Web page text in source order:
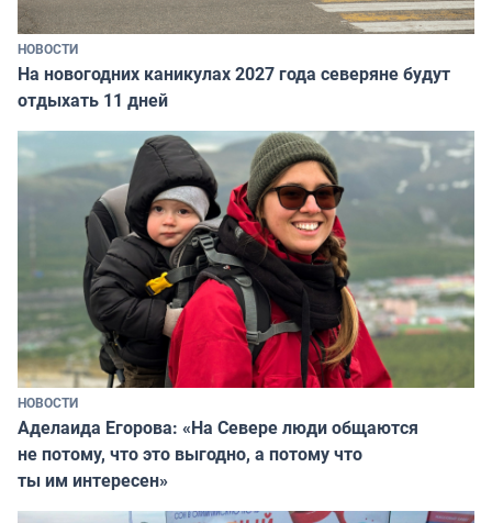
НОВОСТИ
На новогодних каникулах 2027 года северяне будут
отдыхать 11 дней
НОВОСТИ
Аделаида Егорова: «На Севере люди общаются
не потому, что это выгодно, а потому что
ты им интересен»